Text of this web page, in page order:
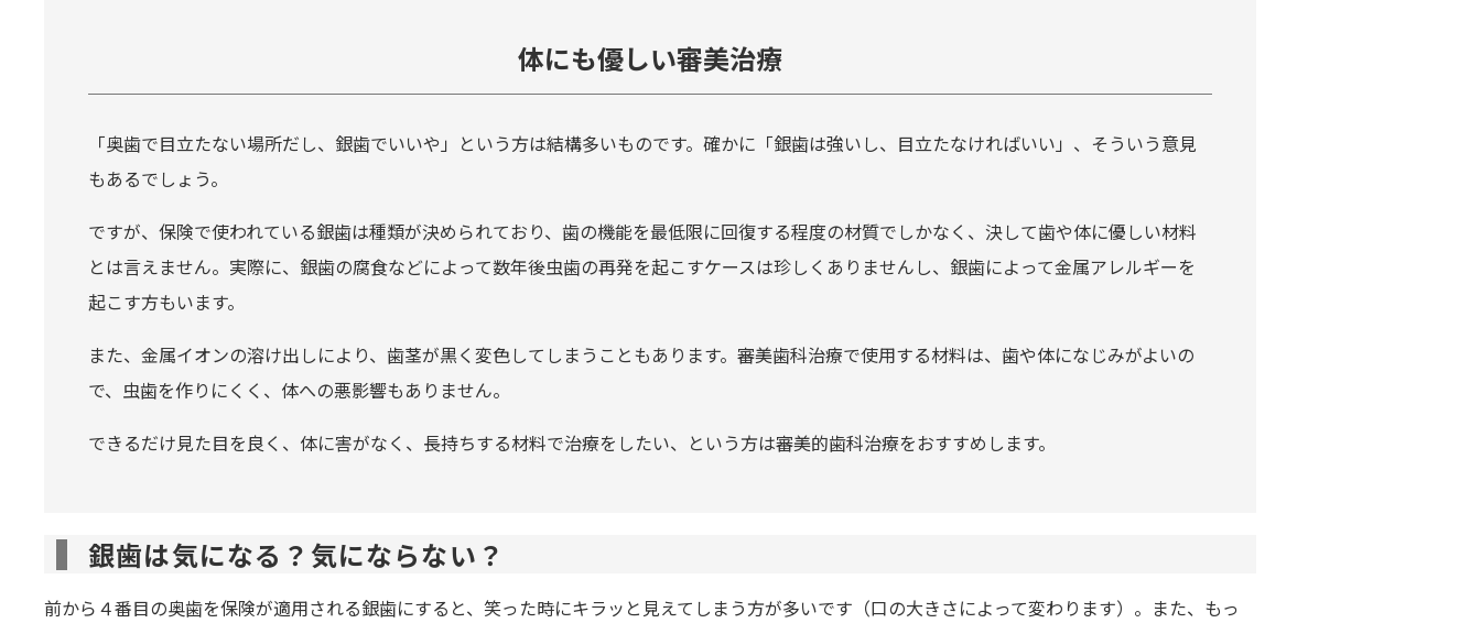
体にも優しい審美治療
「奥歯で目立たない場所だし、銀歯でいいや」という方は結構多いものです。確かに「銀歯は強いし、目立たなければいい」、そういう意見
もあるでしょう。
ですが、保険で使われている銀歯は種類が決められており、歯の機能を最低限に回復する程度の材質でしかなく、決して歯や体に優しい材料
とは言えません。実際に、銀歯の腐食などによって数年後虫歯の再発を起こすケースは珍しくありませんし、銀歯によって金属アレルギーを
起こす方もいます。
また、金属イオンの溶け出しにより、歯茎が黒く変色してしまうこともあります。審美歯科治療で使用する材料は、歯や体になじみがよいの
で、虫歯を作りにくく、体への悪影響もありません。
できるだけ見た目を良く、体に害がなく、長持ちする材料で治療をしたい、という方は審美的歯科治療をおすすめします。
銀歯は気になる？気にならない？
前から４番目の奥歯を保険が適用される銀歯にすると、笑った時にキラッと見えてしまう方が多いです（口の大きさによって変わります）。また、もっ